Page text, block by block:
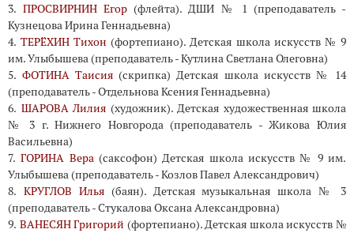
3.ПРОСВИРНИН Егор (флейта). ДШИ № 1 (преподаватель -
Кузнецова Ирина Геннадьевна)
4.ТЕРЁХИН Тихон (фортепиано). Детская школа искусств № 9
им. Улыбышева (преподаватель - Кутлина Светлана Олеговна)
5.ФОТИНА Таисия (скрипка) Детская школа искусств № 14
(преподаватель - Отдельнова Ксения Геннадьевна)
6. ШАРОВА Лилия (художник). Детская художественная школа
№ 3 г. Нижнего Новгорода (преподаватель - Жикова Юлия
Васильевна)
7.ГОРИНА Вера(саксофон) Детская школа искусств № 9 им.
Улыбышева (преподаватель - Козлов Павел Александрович)
8. КРУГЛОВ Илья(баян). Детская музыкальная школа № 3
(преподаватель - Стукалова Оксана Александровна)
9. ВАНЕСЯН Григорий (фортепиано). Детская школа искусств №